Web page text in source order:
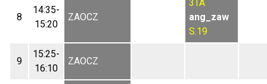
8
14:35-
15:20
ZAOCZ
3TA
ang_zaw
S.19
9
15:25-
16:10
ZAOCZ